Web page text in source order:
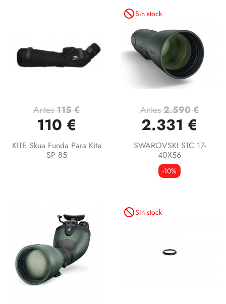
Antes115 €
110 €
KITE Skua Funda Para Kite
SP 85
not_interestedSin stock
Antes2.590 €
2.331 €
SWAROVSKI STC 17-
40X56
-10%
not_interestedSin stock